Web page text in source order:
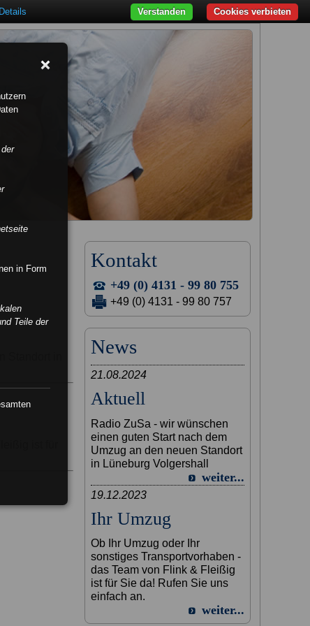
Standort in
ist für
Kontakt
+49 (0) 4131 - 99 80 755
+49 (0) 4131 - 99 80 757
News
21.08.2024
Aktuell
Radio ZuSa - wir wünschen
einen guten Start nach dem
Umzug an den neuen Standort
in Lüneburg Volgershall
weiter...
19.12.2023
Ihr Umzug
Ob Ihr Umzug oder Ihr
sonstiges Transportvorhaben -
das Team von Flink & Fleißig
ist für Sie da! Rufen Sie uns
einfach an.
weiter...
in Form
Teile der
Details Cookies verbieten
Verstanden